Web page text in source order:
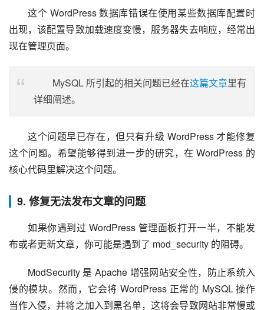
这个 WordPress 数据库错误在使用某些数据库配置时
出现，该配置导致加载速度变慢，服务器失去响应，经常出
现在管理页面。
MySQL 所引起的相关问题已经在这篇文章里有
详细阐述。
这个问题早已存在，但只有升级 WordPress 才能修复
这个问题。希望能够得到进一步的研究，在 WordPress 的
核心代码里解决这个问题。
9. 修复无法发布文章的问题
如果你遇到过 WordPress 管理面板打开一半，不能发
布或者更新文章，你可能是遇到了 mod_security 的阻碍。
ModSecurity 是 Apache 增强网站安全性，防止系统入
侵的模块。然而，它会将 WordPress 正常的 MySQL 操作
当作入侵，并将之加入到黑名单，这将会导致网站非常慢或